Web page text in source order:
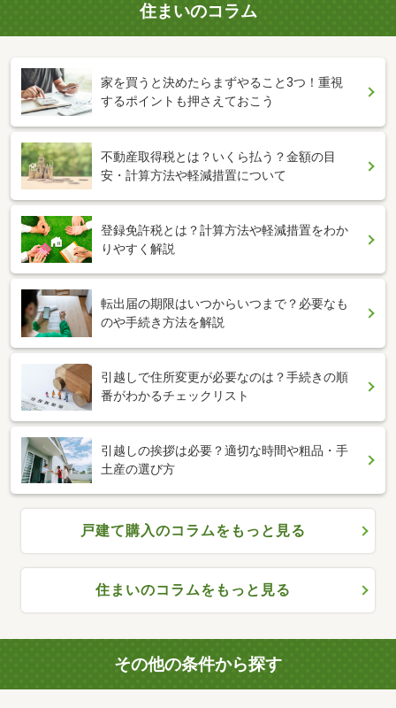
住まいのコラム
家を買うと決めたらまずやること3つ！重視
するポイントも押さえておこう
不動産取得税とは？いくら払う？金額の目
安・計算方法や軽減措置について
登録免許税とは？計算方法や軽減措置をわか
りやすく解説
転出届の期限はいつからいつまで？必要なも
のや手続き方法を解説
引越しで住所変更が必要なのは？手続きの順
番がわかるチェックリスト
引越しの挨拶は必要？適切な時間や粗品・手
土産の選び方
戸建て購入のコラムをもっと見る
住まいのコラムをもっと見る
その他の条件から探す